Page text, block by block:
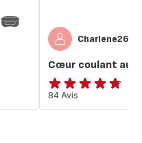
Charlene2607
Cœur coulant au
ratings.4.7
84 Avis